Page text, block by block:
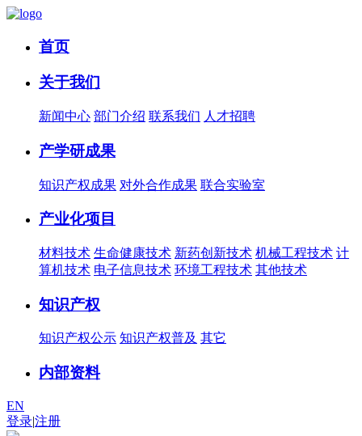
首页
关于我们
新闻中心 部门介绍 联系我们 人才招聘
产学研成果
知识产权成果 对外合作成果 联合实验室
产业化项目
材料技术 生命健康技术 新药创新技术 机械工程技术 计
算机技术 电子信息技术 环境工程技术 其他技术
知识产权
知识产权公示 知识产权普及 其它
内部资料
EN
登录|注册